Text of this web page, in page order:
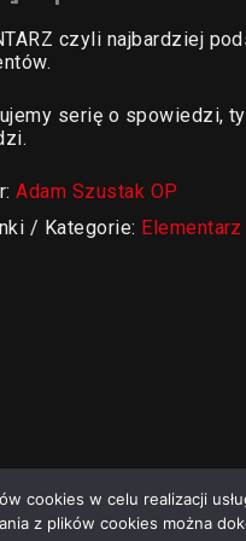
czyli najbardziej
serię o spowiedzi,
Adam Szustak OP
/ Kategorie: Elementarz
cookies w celu realizacji
z plików cookies można